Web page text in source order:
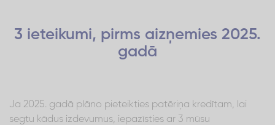
3 ieteikumi, pirms aizņemies 2025.
gadā
Ja 2025. gadā plāno pieteikties patēriņa kredītam, lai
segtu kādus izdevumus, iepazīsties ar 3 mūsu